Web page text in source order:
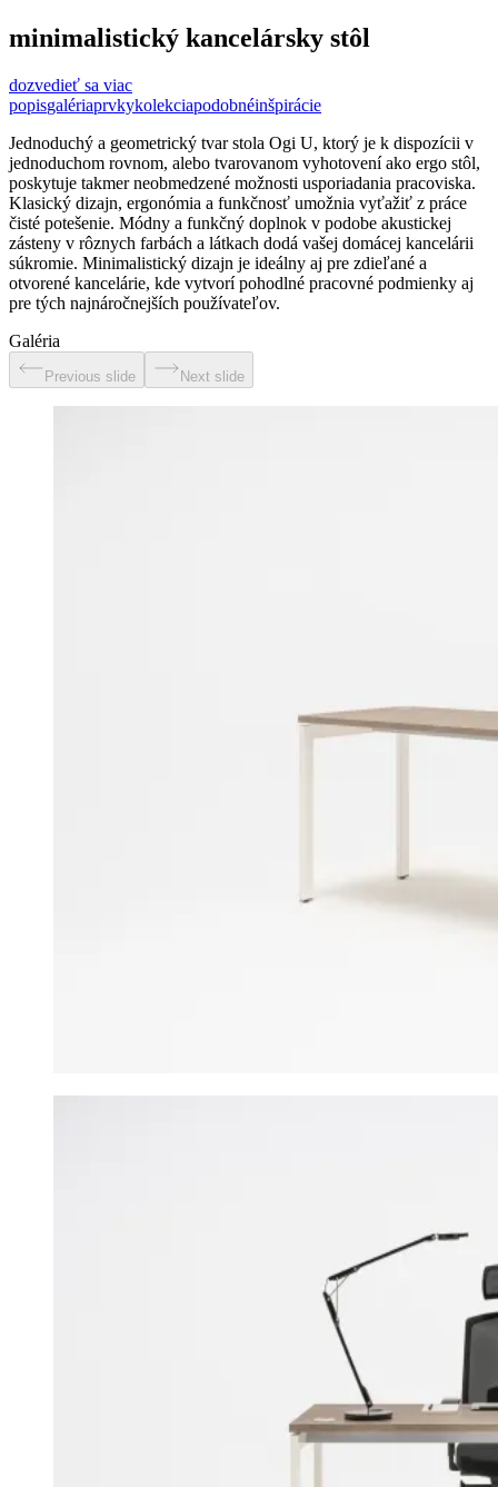
minimalistický kancelársky stôl
dozvedieť sa viac
popisgalériaprvkykolekciapodobnéinšpirácie
Jednoduchý a geometrický tvar stola Ogi U, ktorý je k dispozícii v
jednoduchom rovnom, alebo tvarovanom vyhotovení ako ergo stôl,
poskytuje takmer neobmedzené možnosti usporiadania pracoviska.
Klasický dizajn, ergonómia a funkčnosť umožnia vyťažiť z práce
čisté potešenie. Módny a funkčný doplnok v podobe akustickej
zásteny v rôznych farbách a látkach dodá vašej domácej kancelárii
súkromie. Minimalistický dizajn je ideálny aj pre zdieľané a
otvorené kancelárie, kde vytvorí pohodlné pracovné podmienky aj
pre tých najnáročnejších používateľov.
Galéria
Previous slide Next slide